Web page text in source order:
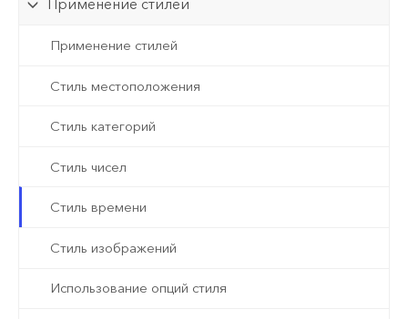
Применение стилей
Применение стилей
Стиль местоположения
Стиль категорий
Стиль чисел
Стиль времени
Стиль изображений
Использование опций стиля